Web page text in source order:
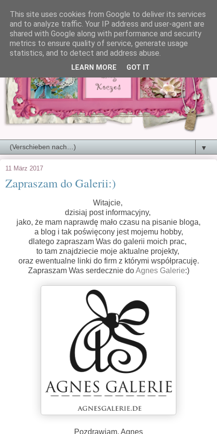
▼
11 März 2017
Zapraszam do Galerii:)
Witajcie,
dzisiaj post informacyjny,
jako, że mam naprawdę mało czasu na pisanie bloga,
a blog i tak poświęcony jest mojemu hobby,
dlatego zapraszam Was do galerii moich prac,
to tam znajdziecie moje aktualne projekty,
oraz ewentualne linki do firm z którymi współpracuję.
Zapraszam Was serdecznie doAgnes Galerie:)
Pozdrawiam, Agnes
This site uses cookies from Google to deliver its services
and to analyze traffic. Your IP address and user-agent are
shared with Google along with performance and security
metrics to ensure quality of service, generate usage
statistics, and to detect and address abuse.
LEARN MORE GOT IT